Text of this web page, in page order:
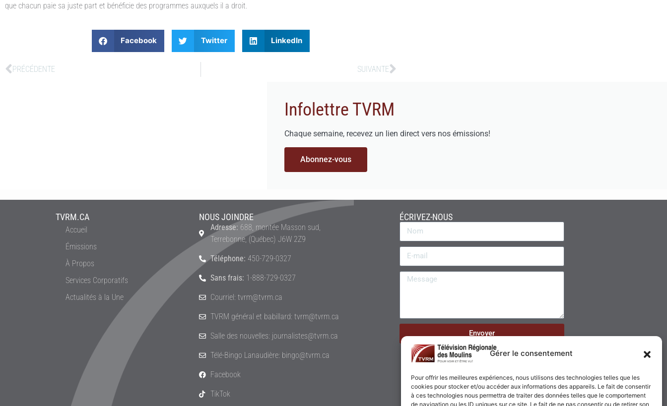
Gérer le consentement
Pour offrir les meilleures expériences, nous utilisons des technologies telles que les
cookies pour stocker et/ou accéder aux informations des appareils. Le fait de consentir
à ces technologies nous permettra de traiter des données telles que le comportement
de navigation ou les ID uniques sur ce site. Le fait de ne pas consentir ou de retirer son
que chacun paie sa juste part et bénéficie des programmes auxquels il a droit.
Facebook Twitter LinkedIn
PRÉCÉDENTE SUIVANTE
Infolettre TVRM
Chaque semaine, recevez un lien direct vers nos émissions!
Abonnez-vous
TVRM.CA
Accueil
Émissions
À Propos
Services Corporatifs
Actualités à la Une
NOUS JOINDRE
Adresse: 688, montée Masson sud,
Terrebonne, (Québec) J6W 2Z9
Téléphone: 450-729-0327
Sans frais: 1-888-729-0327
Courriel: tvrm@tvrm.ca
TVRM général et babillard: tvrm@tvrm.ca
Salle des nouvelles: journalistes@tvrm.ca
Télé-Bingo Lanaudière: bingo@tvrm.ca
Facebook
TikTok
ÉCRIVEZ-NOUS
Envoyer